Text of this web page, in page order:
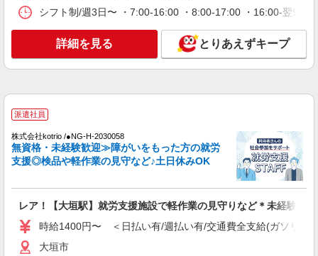
株式会社kotrio /●NG-H-1992404
ど＊大垣駅/日払いOK
時給1500円〜2125円 ＜日払い有/週払い有/交
通費全支給(ガソリン代含む)＞
派遣社員
株式会社kotrio /●NG-H-2029418
夕方までのデイサービス☆車の運転できる方優
遇【大垣駅】
時給1500円〜2125円 ＜日払い有/週払い有/交
通費全支給(ガソリン代含む)＞
シフト制/週3日〜 ・7:00-16:00 ・8:00-17:00 ・16:00-翌
詳細を見る とりあえずキープ
派遣社員
株式会社kotrio /●NG-H-2030058
無資格・未経験歓迎≫障がいをもった方の就労
支援◎検品や軽作業の見守など♪土日休みOK
レア！【大垣駅】就労支援施設で軽作業の見守りなど＊未経験OK
時給1400円〜 ＜日払い有/週払い有/交通費全支給(ガソリン
大垣市